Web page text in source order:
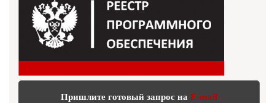
Пришлите готовый запрос на E-mail